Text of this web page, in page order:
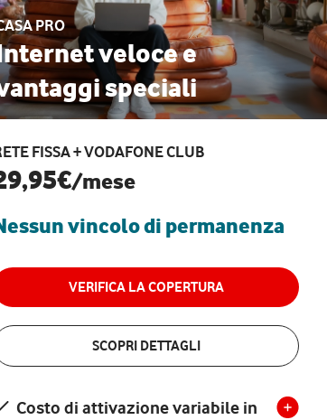
PRO
veloce e
speciali
FISSA + VODAFONE CLUB
/mese
vincolo di permanenza
VERIFICA LA COPERTURA
SCOPRI DETTAGLI
Costo di attivazione variabile in